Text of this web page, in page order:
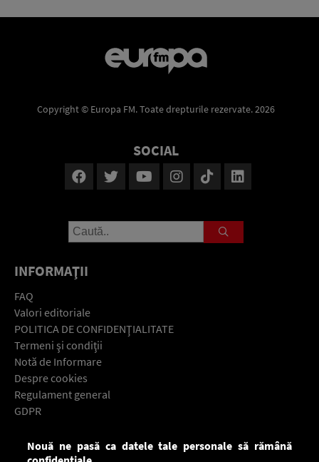
Copyright © Europa FM. Toate drepturile rezervate. 2026
SOCIAL
INFORMAŢII
FAQ
Valori editoriale
POLITICA DE CONFIDENŢIALITATE
Termeni şi condiţii
Notă de Informare
Despre cookies
Regulament general
GDPR
Descarcă gratuit aplicaţia Europa FM pentru smartphone:
Nouă ne pasă ca datele tale personale să rămână